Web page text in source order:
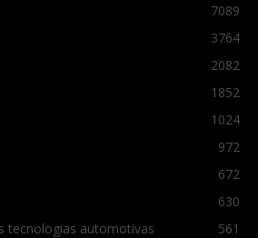
7089
3764
2082
1852
1024
972
672
630
tecnologias automotivas
561